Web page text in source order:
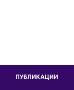
ПУБЛИКАЦИИ